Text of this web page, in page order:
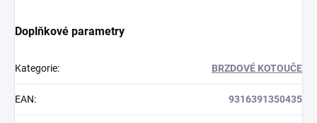
Doplňkové parametry
Kategorie: BRZDOVÉ KOTOUČE
EAN: 9316391350435